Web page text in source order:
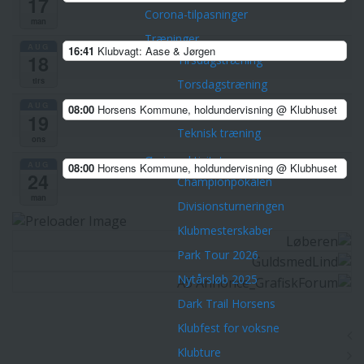
Corona-tilpasninger
Træninger
Tirsdagstræning
Torsdagstræning
Lørdagstræning
Teknisk træning
Øvrige aktiviteter
Championpokalen
Divisionsturneringen
Klubmesterskaber
Park Tour 2026
Nytårsløb 2025
Dark Trail Horsens
Klubfest for voksne
Klubture
16:41 Klubvagt: Aase & Jørgen
08:00 Horsens Kommune, holdundervisning @ Klubhuset
08:00 Horsens Kommune, holdundervisning @ Klubhuset